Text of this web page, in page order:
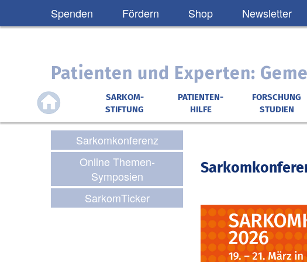
Spenden Fördern Shop Newsletter
Patienten und Experten:
SARKOM-
STIFTUNG
PATIENTEN-
HILFE
FORSCHUNG
STUDIEN
Sarkomkonferenz
Online Themen-
Symposien
SarkomTicker